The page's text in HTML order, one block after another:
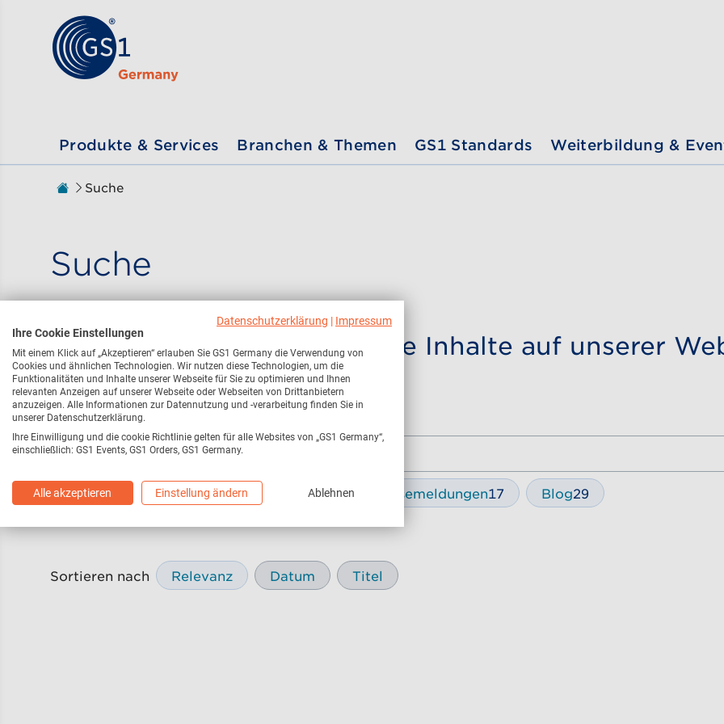
Zum Inhalt gehen
Produkte & Services Branchen & Themen GS1 Standards Weiterbildung &
Sie sind hier:
Zur Startseite
Suche
Suche
Hier finden Sie alle relevante Inhalte auf unserer
Webseite 216 Pressemitteilungen / Pressemeldungen17 Blog29
Sortieren nach Relevanz Datum Titel
Datenschutzerklärung | Impressum
Ihre Cookie Einstellungen
Mit einem Klick auf „Akzeptieren“ erlauben Sie GS1 Germany die Verwendung von
Cookies und ähnlichen Technologien. Wir nutzen diese Technologien, um die
Funktionalitäten und Inhalte unserer Webseite für Sie zu optimieren und Ihnen
relevanten Anzeigen auf unserer Webseite oder Webseiten von Drittanbietern
anzuzeigen. Alle Informationen zur Datennutzung und -verarbeitung finden Sie in
unserer Datenschutzerklärung.
Ihre Einwilligung und die cookie Richtlinie gelten für alle Websites von „GS1 Germany“,
einschließlich: GS1 Events, GS1 Orders, GS1 Germany.
Alle akzeptieren Einstellung ändern Ablehnen